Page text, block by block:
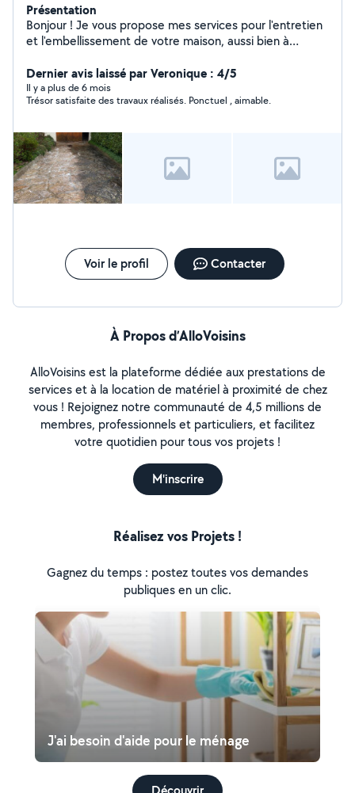
Présentation
Bonjour ! Je vous propose mes services pour l'entretien
et l'embellissement de votre maison, aussi bien à
complet des façades, pignons, murs, pierres taillées et
toitures, ainsi que des travaux de maçonnerie, de
couverture, de ravalement intérieur et extérieur. Je
extérieures) et appliquer des traitements spécifiques
pour protéger et valoriser votre habitation. À votre
demande, je propose aussi divers petits travaux
d'extérieur : tonte de pelouse, taille de haies, pose de
clôtures, et bien d'autres services selon vos besoins.
Dernier avis laissé par Veronique : 4/5
Il y a plus de 6 mois
Trésor satisfaite des travaux réalisés. Ponctuel , aimable.
Voir le profil Contacter
À Propos d’AlloVoisins
AlloVoisins est la plateforme dédiée aux prestations de
services et à la location de matériel à proximité de chez
vous ! Rejoignez notre communauté de 4,5 millions de
membres, professionnels et particuliers, et facilitez
votre quotidien pour tous vos projets !
M'inscrire
Réalisez vos Projets !
Gagnez du temps : postez toutes vos demandes
publiques en un clic.
J'ai besoin d'aide pour le ménage